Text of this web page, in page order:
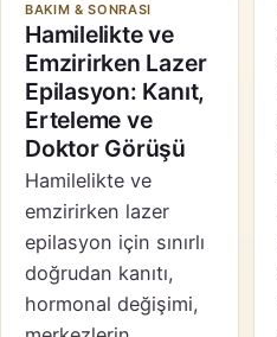
BAKIM & SONRASI
Hamilelikte ve
Emzirirken Lazer
Epilasyon: Kanıt,
Erteleme ve
Doktor Görüşü
Hamilelikte ve
emzirirken lazer
epilasyon için sınırlı
doğrudan kanıtı,
hormonal değişimi,